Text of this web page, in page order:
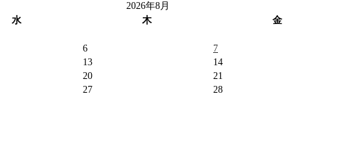
2026年8月
水 木 金
6 7
13 14
20 21
27 28